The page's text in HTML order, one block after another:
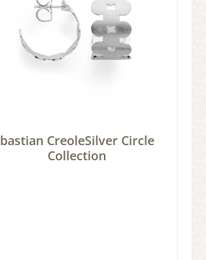
bastian CreoleSilver Circle
Collection